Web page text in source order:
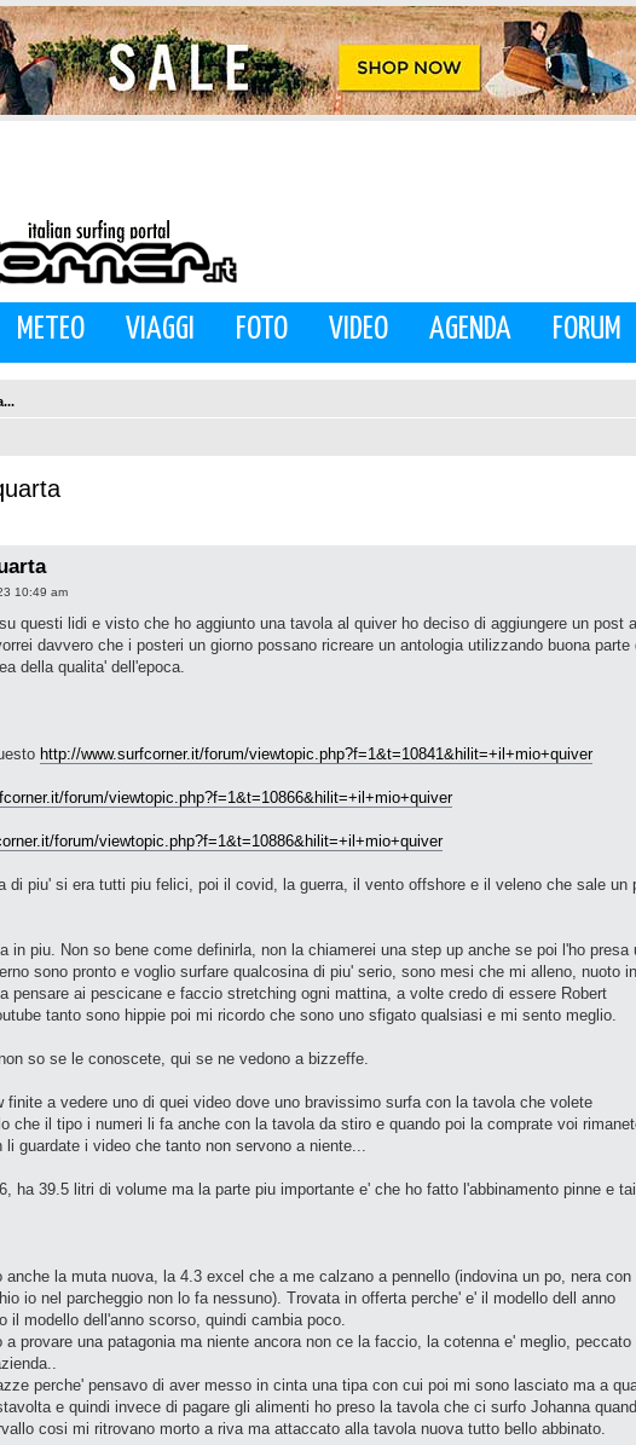
METEO VIAGGI FOTO VIDEO AGENDA FORUM
10:49 am
questi lidi e visto che ho aggiunto una tavola al quiver ho deciso di aggiungere un post
davvero che i posteri un giorno possano ricreare un antologia utilizzando buona parte
della qualita' dell'epoca.
http://www.surfcorner.it/forum/viewtopic.php?f=1&t=10841&hilit=+il+mio+quiver
forum/viewtopic.php?f=1&t=10866&hilit=+il+mio+quiver
forum/viewtopic.php?f=1&t=10886&hilit=+il+mio+quiver
di piu' si era tutti piu felici, poi il covid, la guerra, il vento offshore e il veleno che sale un
in piu. Non so bene come definirla, non la chiamerei una step up anche se poi l'ho presa
sono pronto e voglio surfare qualcosina di piu' serio, sono mesi che mi alleno, nuoto in
pensare ai pescicane e faccio stretching ogni mattina, a volte credo di essere Robert
tanto sono hippie poi mi ricordo che sono uno sfigato qualsiasi e mi sento meglio.
so se le conoscete, qui se ne vedono a bizzeffe.
finite a vedere uno di quei video dove uno bravissimo surfa con la tavola che volete
che il tipo i numeri li fa anche con la tavola da stiro e quando poi la comprate voi
li guardate i video che tanto non servono a niente...
ha 39.5 litri di volume ma la parte piu importante e' che ho fatto l'abbinamento pinne e tail
anche la muta nuova, la 4.3 excel che a me calzano a pennello (indovina un po, nera con
io nel parcheggio non lo fa nessuno). Trovata in offerta perche' e' il modello dell anno
il modello dell'anno scorso, quindi cambia poco.
a provare una patagonia ma niente ancora non ce la faccio, la cotenna e' meglio, peccato
perche' pensavo di aver messo in cinta una tipa con cui poi mi sono lasciato ma a
e quindi invece di pagare gli alimenti ho preso la tavola che ci surfo Johanna
cosi mi ritrovano morto a riva ma attaccato alla tavola nuova tutto bello abbinato.